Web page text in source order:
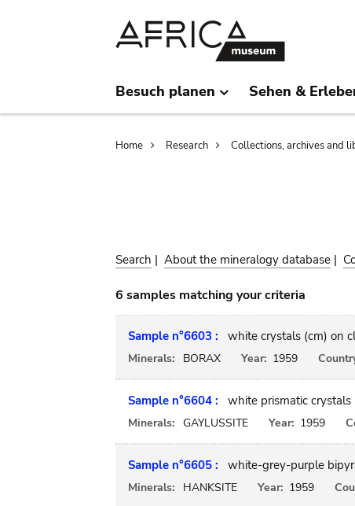
Besuch planen Sehen &
Breadcrumb
Home Research Collections, archives and
Search | About the mineralogy database |
6 samples matching your criteria
Sample n°6603 : white crystals (cm) on
Minerals: BORAX Year: 1959
Sample n°6604 : white prismatic crystals
Minerals: GAYLUSSITE Year: 1959
Sample n°6605 : white-grey-purple
Minerals: HANKSITE Year: 1959